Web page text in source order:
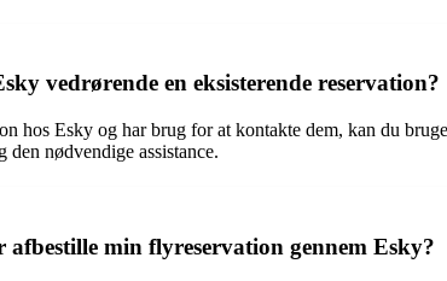
vedrørende en eksisterende reservation?
hos Esky og har brug for at kontakte dem, kan du
nødvendige assistance.
min flyreservation gennem Esky?